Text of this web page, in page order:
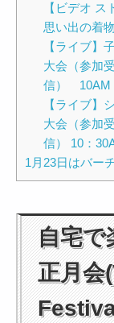
【ビデオ
思い出の着
【ライブ】
大会（参加
信） 10AM
【ライブ】
大会（参加
信） 10：
1月23日はバー
自宅で
正月会